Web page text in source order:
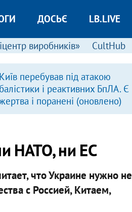
ДОСЬЄ LB.LIVE
виробників» CultHub
Київ перебував під атакою
балістики і реактивних БпЛА. Є
і поранені (оновлено)
НАТО, ни ЕС
что Украине нужно не
с Россией, Китаем,